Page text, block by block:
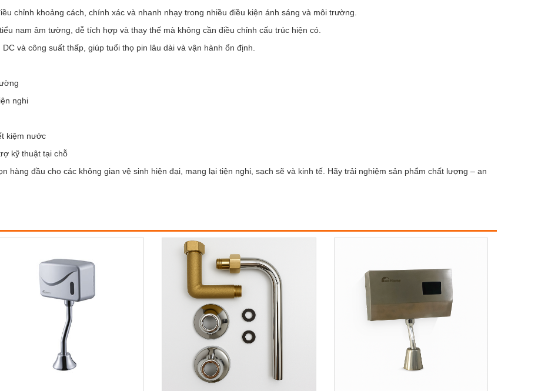
chỉnh khoảng cách, chính xác và nhanh nhạy trong nhiều điều kiện ánh sáng và môi trường.
nam âm tường, dễ tích hợp và thay thế mà không cần điều chỉnh cấu trúc hiện có.
và công suất thấp, giúp tuổi thọ pin lâu dài và vận hành ổn định.
nghi
kiệm nước
kỹ thuật tại chỗ
hàng đầu cho các không gian vệ sinh hiện đại, mang lại tiện nghi, sạch sẽ và kinh tế. Hãy trải nghiệm sản phẩm chất lượng – an